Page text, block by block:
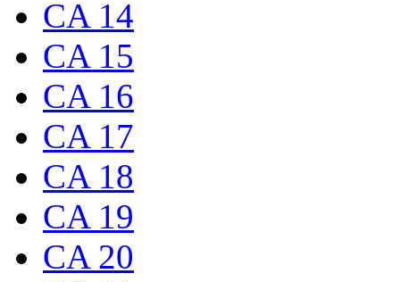
CA 14
CA 15
CA 16
CA 17
CA 18
CA 19
CA 20